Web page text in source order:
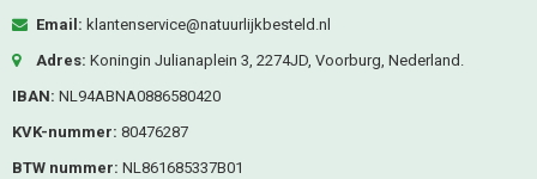
Email: klantenservice@natuurlijkbesteld.nl
Adres: Koningin Julianaplein 3, 2274JD, Voorburg, Nederland.
IBAN: NL94ABNA0886580420
KVK-nummer: 80476287
BTW nummer: NL861685337B01